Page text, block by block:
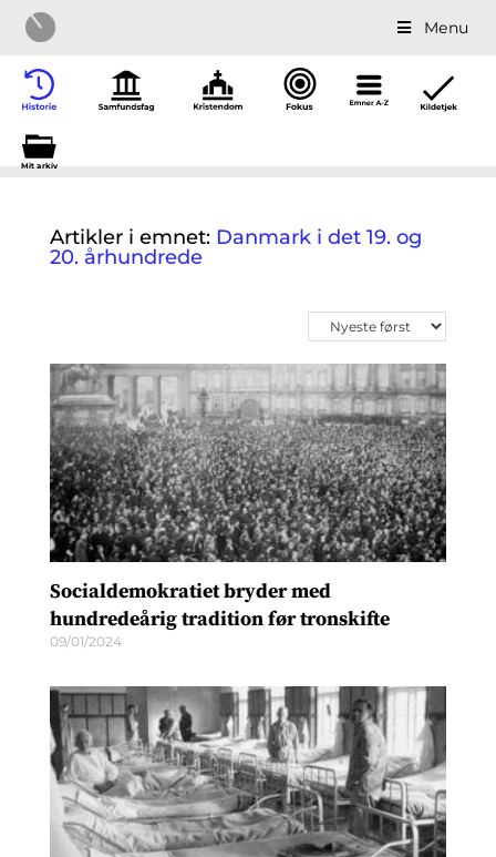
Menu
Mit arkiv
Artikler i emnet: Danmark i det 19. og
20. århundrede
Socialdemokratiet bryder med
hundredeårig tradition før tronskifte
09/01/2024